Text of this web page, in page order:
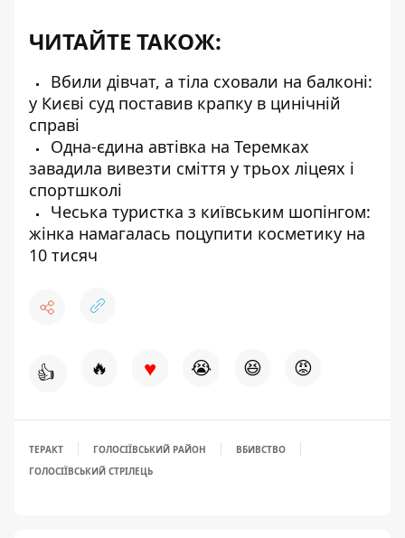
ЧИТАЙТЕ ТАКОЖ:
Вбили дівчат, а тіла сховали на балконі:
у Києві суд поставив крапку в цинічній
справі
Одна-єдина автівка на Теремках
завадила вивезти сміття у трьох ліцеях і
спортшколі
Чеська туристка з київським шопінгом:
жінка намагалась поцупити косметику на
10 тисяч
👍 🔥 ♥ 😭 😆 😡
ТЕРАКТ ГОЛОСІЇВСЬКИЙ РАЙОН
ВБИВСТВО
ГОЛОСІЇВСЬКИЙ СТРІЛЕЦЬ